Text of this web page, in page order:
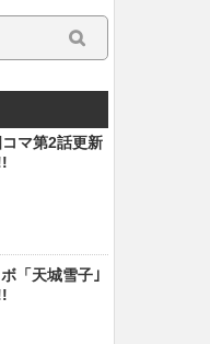
コマ第2話更新
「天城雪子」